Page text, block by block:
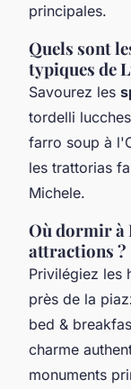
principales.
Quels sont
typiques de
Savourez les
tordelli
farro soup à
les trattorias
Michele.
Où dormir à
attractions ?
Privilégiez les
près de la
bed &
charme
monuments